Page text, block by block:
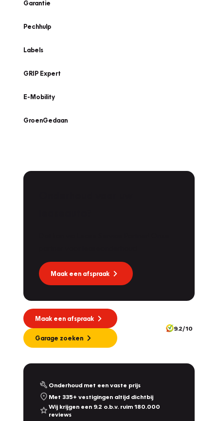
Garantie
Pechhulp
Labels
GRIP Expert
E-Mobility
GroenGedaan
Maak een afspraak
Maak een afspraak
Garage zoeken
9.2/10
Onderhoud met een vaste prijs
Met 335+ vestigingen altijd dichtbij
Wij krijgen een 9.2 o.b.v. ruim 180.000
reviews